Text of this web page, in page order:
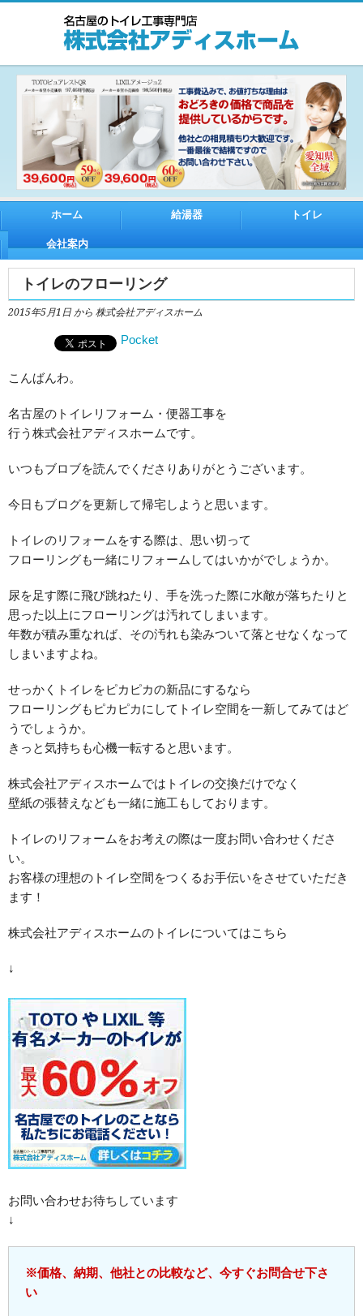
ホーム 給湯器 トイレ
会社案内
トイレのフローリング
2015年5月1日 から 株式会社アディスホーム
Pocket
こんばんわ。
名古屋のトイレリフォーム・便器工事を
行う株式会社アディスホームです。
いつもブロブを読んでくださりありがとうございます。
今日もブログを更新して帰宅しようと思います。
トイレのリフォームをする際は、思い切って
フローリングも一緒にリフォームしてはいかがでしょうか。
尿を足す際に飛び跳ねたり、手を洗った際に水敵が落ちたりと
思った以上にフローリングは汚れてしまいます。
年数が積み重なれば、その汚れも染みついて落とせなくなって
しまいますよね。
せっかくトイレをピカピカの新品にするなら
フローリングもピカピカにしてトイレ空間を一新してみてはど
うでしょうか。
きっと気持ちも心機一転すると思います。
株式会社アディスホームではトイレの交換だけでなく
壁紙の張替えなども一緒に施工もしております。
トイレのリフォームをお考えの際は一度お問い合わせくださ
い。
お客様の理想のトイレ空間をつくるお手伝いをさせていただき
ます！
株式会社アディスホームのトイレについてはこちら
↓
お問い合わせお待ちしています
↓
※価格、納期、他社との比較など、今すぐお問合せ下さ
い